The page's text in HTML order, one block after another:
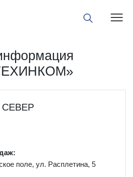
СЕВЕР
поле, ул. Расплетина, 5